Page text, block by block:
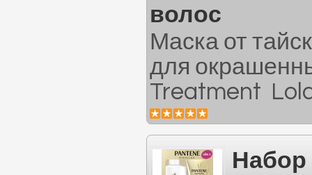
волос
Маска от
для
Treatment